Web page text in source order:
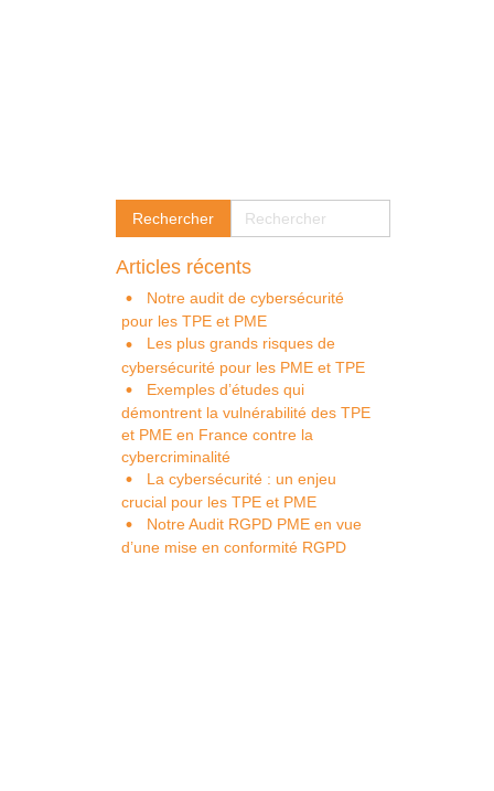
Articles récents
Notre audit de cybersécurité
pour les TPE et PME
Les plus grands risques de
cybersécurité pour les PME et TPE
Exemples d’études qui
démontrent la vulnérabilité des TPE
et PME en France contre la
cybercriminalité
La cybersécurité : un enjeu
crucial pour les TPE et PME
Notre Audit RGPD PME en vue
d’une mise en conformité RGPD